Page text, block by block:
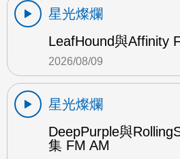
星光燦爛
LeafHound與Affinity
2026/08/09
星光燦爛
DeepPurple與
集 FM AM